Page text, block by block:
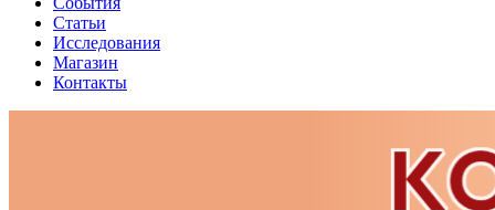
Статьи
Исследования
Магазин
Контакты